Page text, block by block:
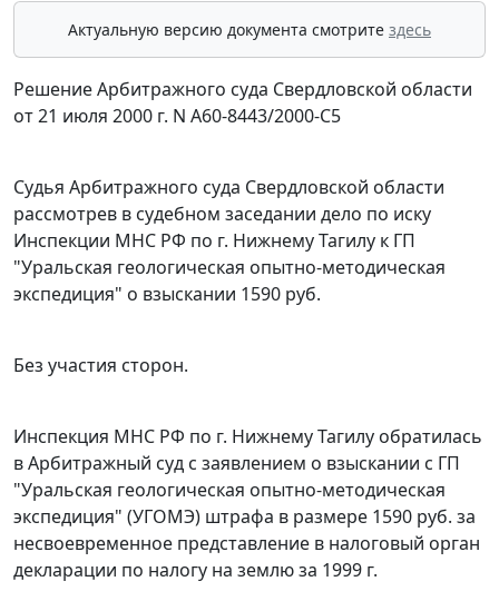
Актуальную версию документа смотрите здесь
Решение Арбитражного суда Свердловской области
от 21 июля 2000 г. N А60-8443/2000-С5
Судья Арбитражного суда Свердловской области
рассмотрев в судебном заседании дело по иску
Инспекции МНС РФ по г. Нижнему Тагилу к ГП
"Уральская геологическая опытно-методическая
экспедиция" о взыскании 1590 руб.
Без участия сторон.
Инспекция МНС РФ по г. Нижнему Тагилу обратилась
в Арбитражный суд с заявлением о взыскании с ГП
"Уральская геологическая опытно-методическая
экспедиция" (УГОМЭ) штрафа в размере 1590 руб. за
несвоевременное представление в налоговый орган
декларации по налогу на землю за 1999 г.